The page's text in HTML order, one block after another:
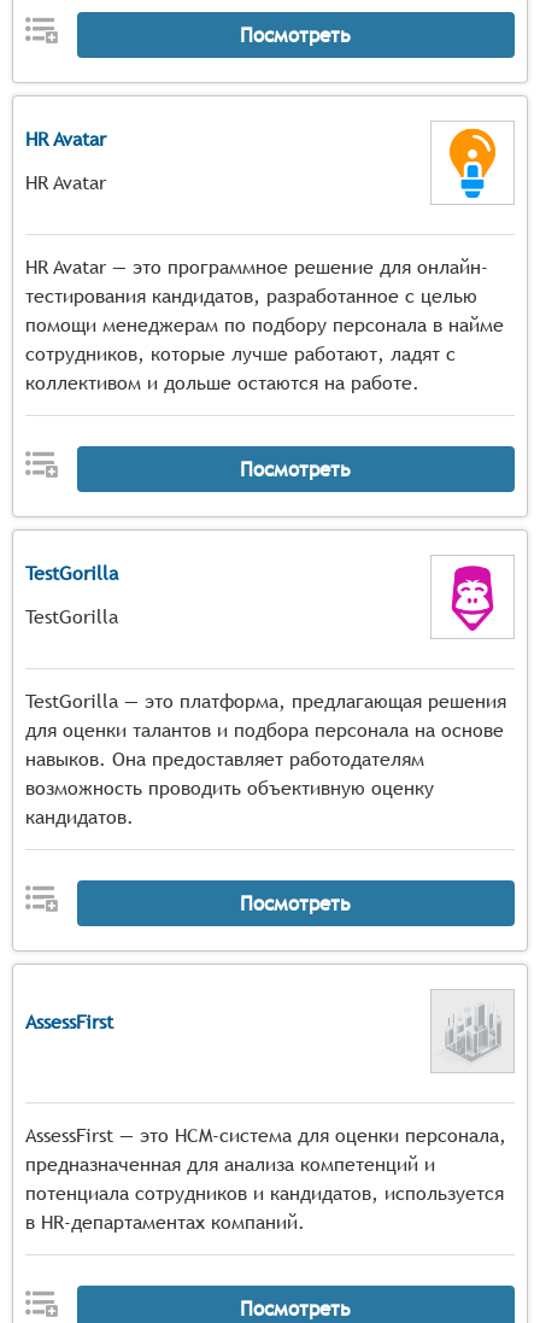
Посмотреть
HR Avatar
HR Avatar
HR Avatar — это программное решение для онлайн-
тестирования кандидатов, разработанное с целью
помощи менеджерам по подбору персонала в найме
сотрудников, которые лучше работают, ладят с
коллективом и дольше остаются на работе.
Посмотреть
TestGorilla
TestGorilla
TestGorilla — это платформа, предлагающая решения
для оценки талантов и подбора персонала на основе
навыков. Она предоставляет работодателям
возможность проводить объективную оценку
кандидатов.
Посмотреть
AssessFirst
AssessFirst — это HCM-система для оценки персонала,
предназначенная для анализа компетенций и
потенциала сотрудников и кандидатов, используется
в HR-департаментах компаний.
Посмотреть